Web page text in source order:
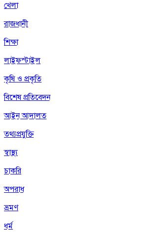
খেলা
রাজধানী
শিক্ষা
লাইফস্টাইল
কৃষি ও প্রকৃতি
বিশেষ প্রতিবেদন
আইন আদালত
তথ্যপ্রযুক্তি
স্বাস্থ্য
চাকরি
অপরাধ
ভ্রমণ
ধর্ম